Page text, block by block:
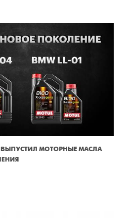
ВЫПУСТИЛ МОТОРНЫЕ МАСЛА